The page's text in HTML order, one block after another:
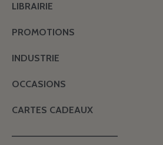
LIBRAIRIE
PROMOTIONS
INDUSTRIE
OCCASIONS
CARTES CADEAUX
———————————————